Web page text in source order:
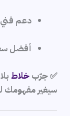
دعم فني
أفضل
✅ جرّبخلاط
سيغير مفهومك